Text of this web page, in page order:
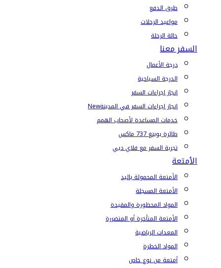
طرق الدفع
مواعيد الرحلات
حالة الرحلة
السفر معنا
درجة الأعمال
الدرجة السياحية
إنجاز إجراءات السفر
إنجاز إجراءات السفر في المدينةNew
خدمات المساعدة لأصحاب الهمم
طائرة بوينغ 737 ماكس
تجربة السفر مع فلاي دبي
الأمتعة
الأمتعة المحمولة باليد
الأمتعة المسجلة
المواد المحظورة والمقيدة
الأمتعة المتأخرة أو المتضررة
المعدات الرياضية
المواد الخطرة
أمتعة من نوع خاص